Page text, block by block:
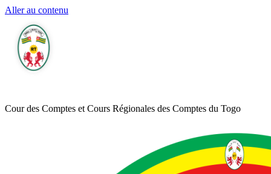
Aller au contenu
Cour des Comptes et Cours Régionales des Comptes du Togo